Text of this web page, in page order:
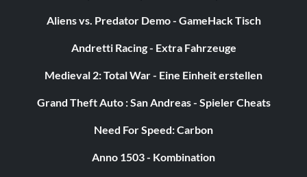
Aliens vs. Predator Demo - GameHack Tisch
Andretti Racing - Extra Fahrzeuge
Medieval 2: Total War - Eine Einheit erstellen
Grand Theft Auto : San Andreas - Spieler Cheats
Need For Speed: Carbon
Anno 1503 - Kombination